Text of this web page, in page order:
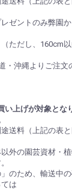
ゼントのみ弊園か
ただし、160cm
・沖縄よりご注文
上げが対象とな
送料（上記の表
外の園芸資材・
のため、輸送中
は